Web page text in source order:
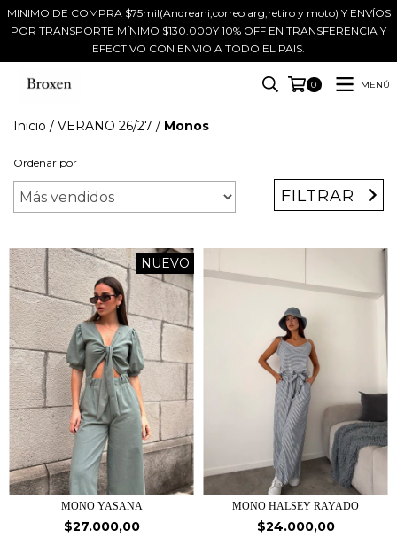
MINIMO DE COMPRA $75mil(Andreani,correo arg,retiro y moto) Y ENVÍOS
POR TRANSPORTE MÍNIMO $130.000Y 10% OFF EN TRANSFERENCIA Y
EFECTIVO CON ENVIO A TODO EL PAIS.
0 MENÚ
Inicio / VERANO 26/27 / Monos
Ordenar por
FILTRAR
NUEVO
MONO YASANA
$27.000,00
MONO HALSEY RAYADO
$24.000,00